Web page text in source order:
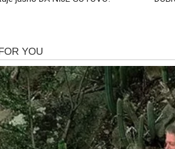
potcenjivali sada menjaju
morali da slušate sumnje drugih
da nikada nećete ostvariti ono što